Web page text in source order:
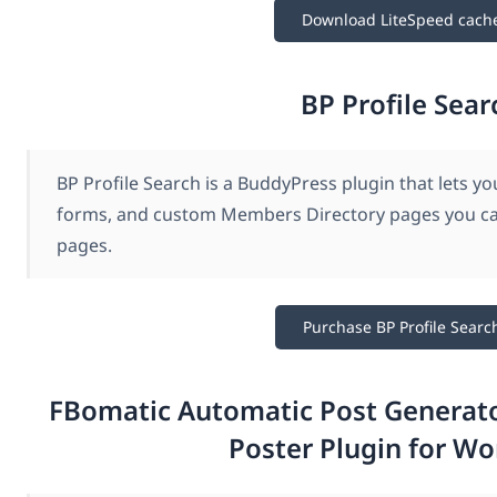
Download LiteSpeed
BP Profile
BP Profile Search is a BuddyPress plugin that lets
forms, and custom Members Directory pages you
pages.
Purchase BP Profile
FBomatic Automatic Post
Poster Plugin for